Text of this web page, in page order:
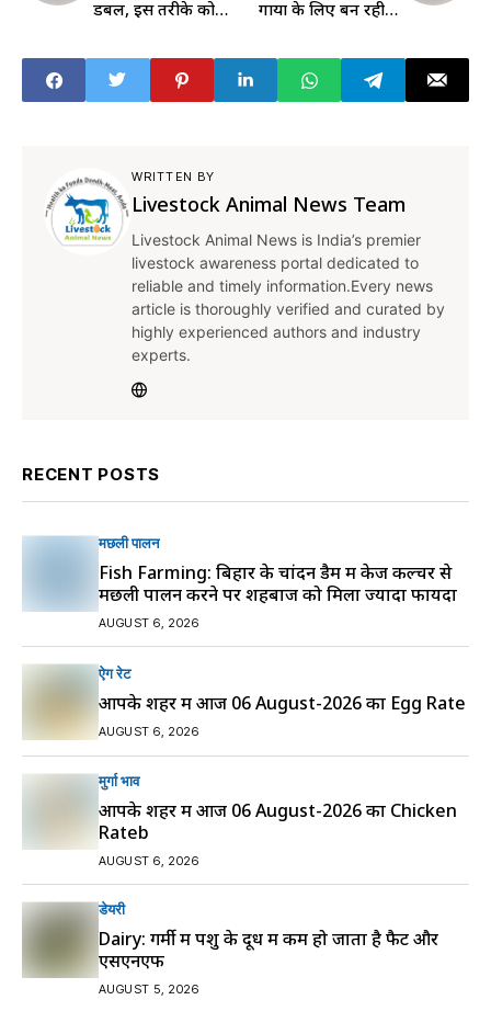
डबल, इस तरीके को
गायों के लिए बन रही है
WRITTEN BY
Livestock Animal News Team
Livestock Animal News is India’s premier
livestock awareness portal dedicated to
reliable and timely information.Every news
article is thoroughly verified and curated by
highly experienced authors and industry
experts.
RECENT POSTS
मछली पालन
Fish Farming: बिहार के चांदन डैम में केज कल्चर से
मछली पालन करने पर शहबाज को मिला ज्यादा फायदा
AUGUST 6, 2026
ऐग रेट
आपके शहर में आज 06 August-2026 का Egg Rate
AUGUST 6, 2026
मुर्गा भाव
आपके शहर में आज 06 August-2026 का Chicken
Rateb
AUGUST 6, 2026
डेयरी
Dairy: गर्मी में पशु के दूध में कम हो जाता है फैट और
एसएनएफ
AUGUST 5, 2026